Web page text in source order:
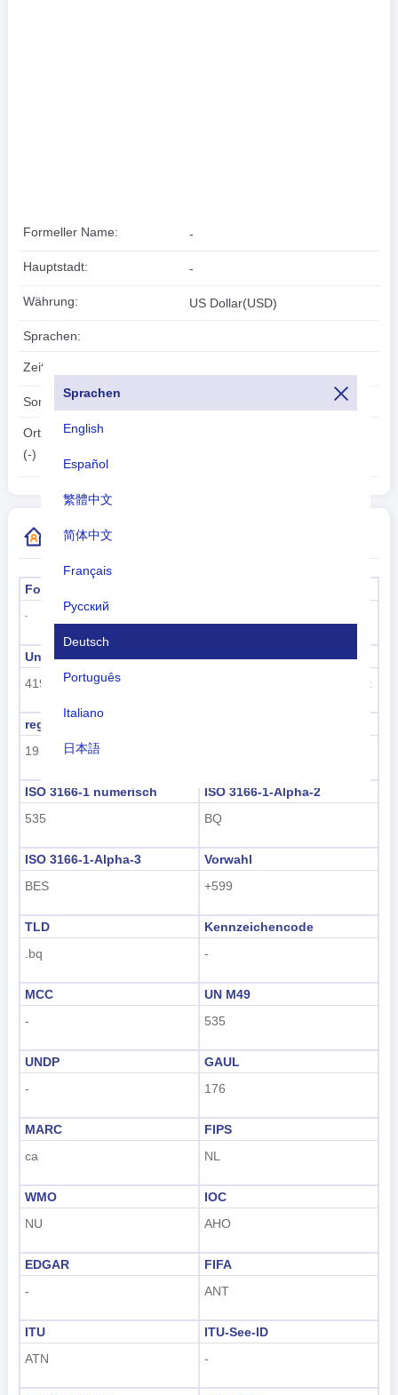
Sprachen
English
Español
繁體中文
简体中文
Français
Русский
Deutsch
Português
Italiano
日本語
Indonesian
Formeller Name: -
Hauptstadt: -
Währung: US Dollar(USD)
Sprachen:
Zeitzone:
Sommerzeit:
Ortszeit:
(-)
Weitere Informationen zum Ländercode
Formeller Name
-
Unterregionscode
419
Name der Unterregion
Lateinamerika und die Karibik
regioncode
19
ISO 3166-1 numerisch
535
ISO 3166-1-Alpha-2
BQ
ISO 3166-1-Alpha-3
BES
Vorwahl
+599
TLD
.bq
Kennzeichencode
-
MCC
-
UN M49
535
UNDP
-
GAUL
176
MARC
ca
FIPS
NL
WMO
NU
IOC
AHO
EDGAR
-
FIFA
ANT
ITU
ATN
ITU-See-ID
-